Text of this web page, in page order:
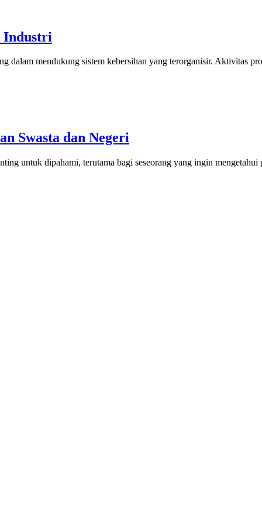
Industri
dalam mendukung sistem kebersihan yang terorganisir. Aktivitas
Swasta dan Negeri
untuk dipahami, terutama bagi seseorang yang ingin